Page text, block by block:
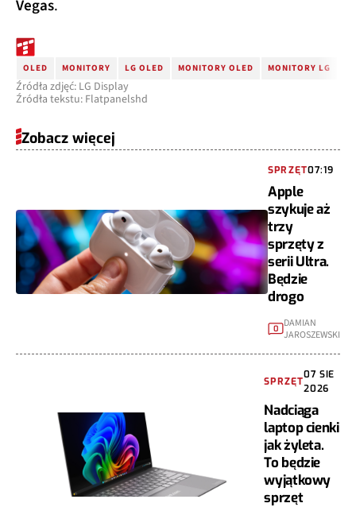
Vegas.
OLED MONITORY LG OLED MONITORY OLED MONITORY LG
Źródła zdjęć: LG Display
Źródła tekstu: Flatpanelshd
Zobacz więcej
SPRZĘT07:19
Apple
szykuje aż
trzy
sprzęty z
serii Ultra.
Będzie
drogo
0 DAMIAN
JAROSZEWSKI
SPRZĘT
07 SIE
2026
Nadciąga
laptop cienki
jak żyleta.
To będzie
wyjątkowy
sprzęt